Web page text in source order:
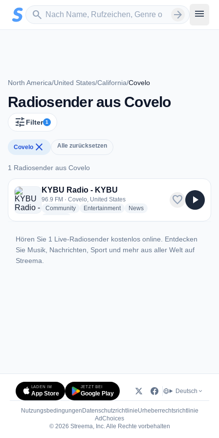
Zum Hauptinhalt springen
search
Sender suchen arrow_forward menu
North America/United States/California/Covelo
Radiosender aus Covelo
tune Filter 1
Covelo close Alle zurücksetzen
1 Radiosender aus Covelo
1 Radiosender aus Covelo
KYBU Radio - KYBU
96.9 FM · Covelo, United States
Communityradio stations
Entertainmentradio stations
Newsradio stations
favorite play_arrow
Hören Sie 1 Live-Radiosender kostenlos online. Entdecken
Sie Musik, Nachrichten, Sport und mehr aus aller Welt auf
Streema.
LADEN IM
App Store
JETZT BEI
Google Play Deutsch
Nutzungsbedingungen DatenschutzrichtlinieUrheberrechtsrichtlinie
AdChoices(öffnet in neuem Tab)
© 2026 Streema, Inc. Alle Rechte vorbehalten